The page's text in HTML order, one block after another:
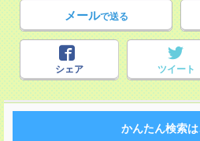
メールで送る
シェア ツイート
かんたん検索